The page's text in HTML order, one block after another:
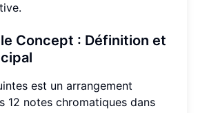
Concept : Définition et
est un arrangement
12 notes chromatiques dans